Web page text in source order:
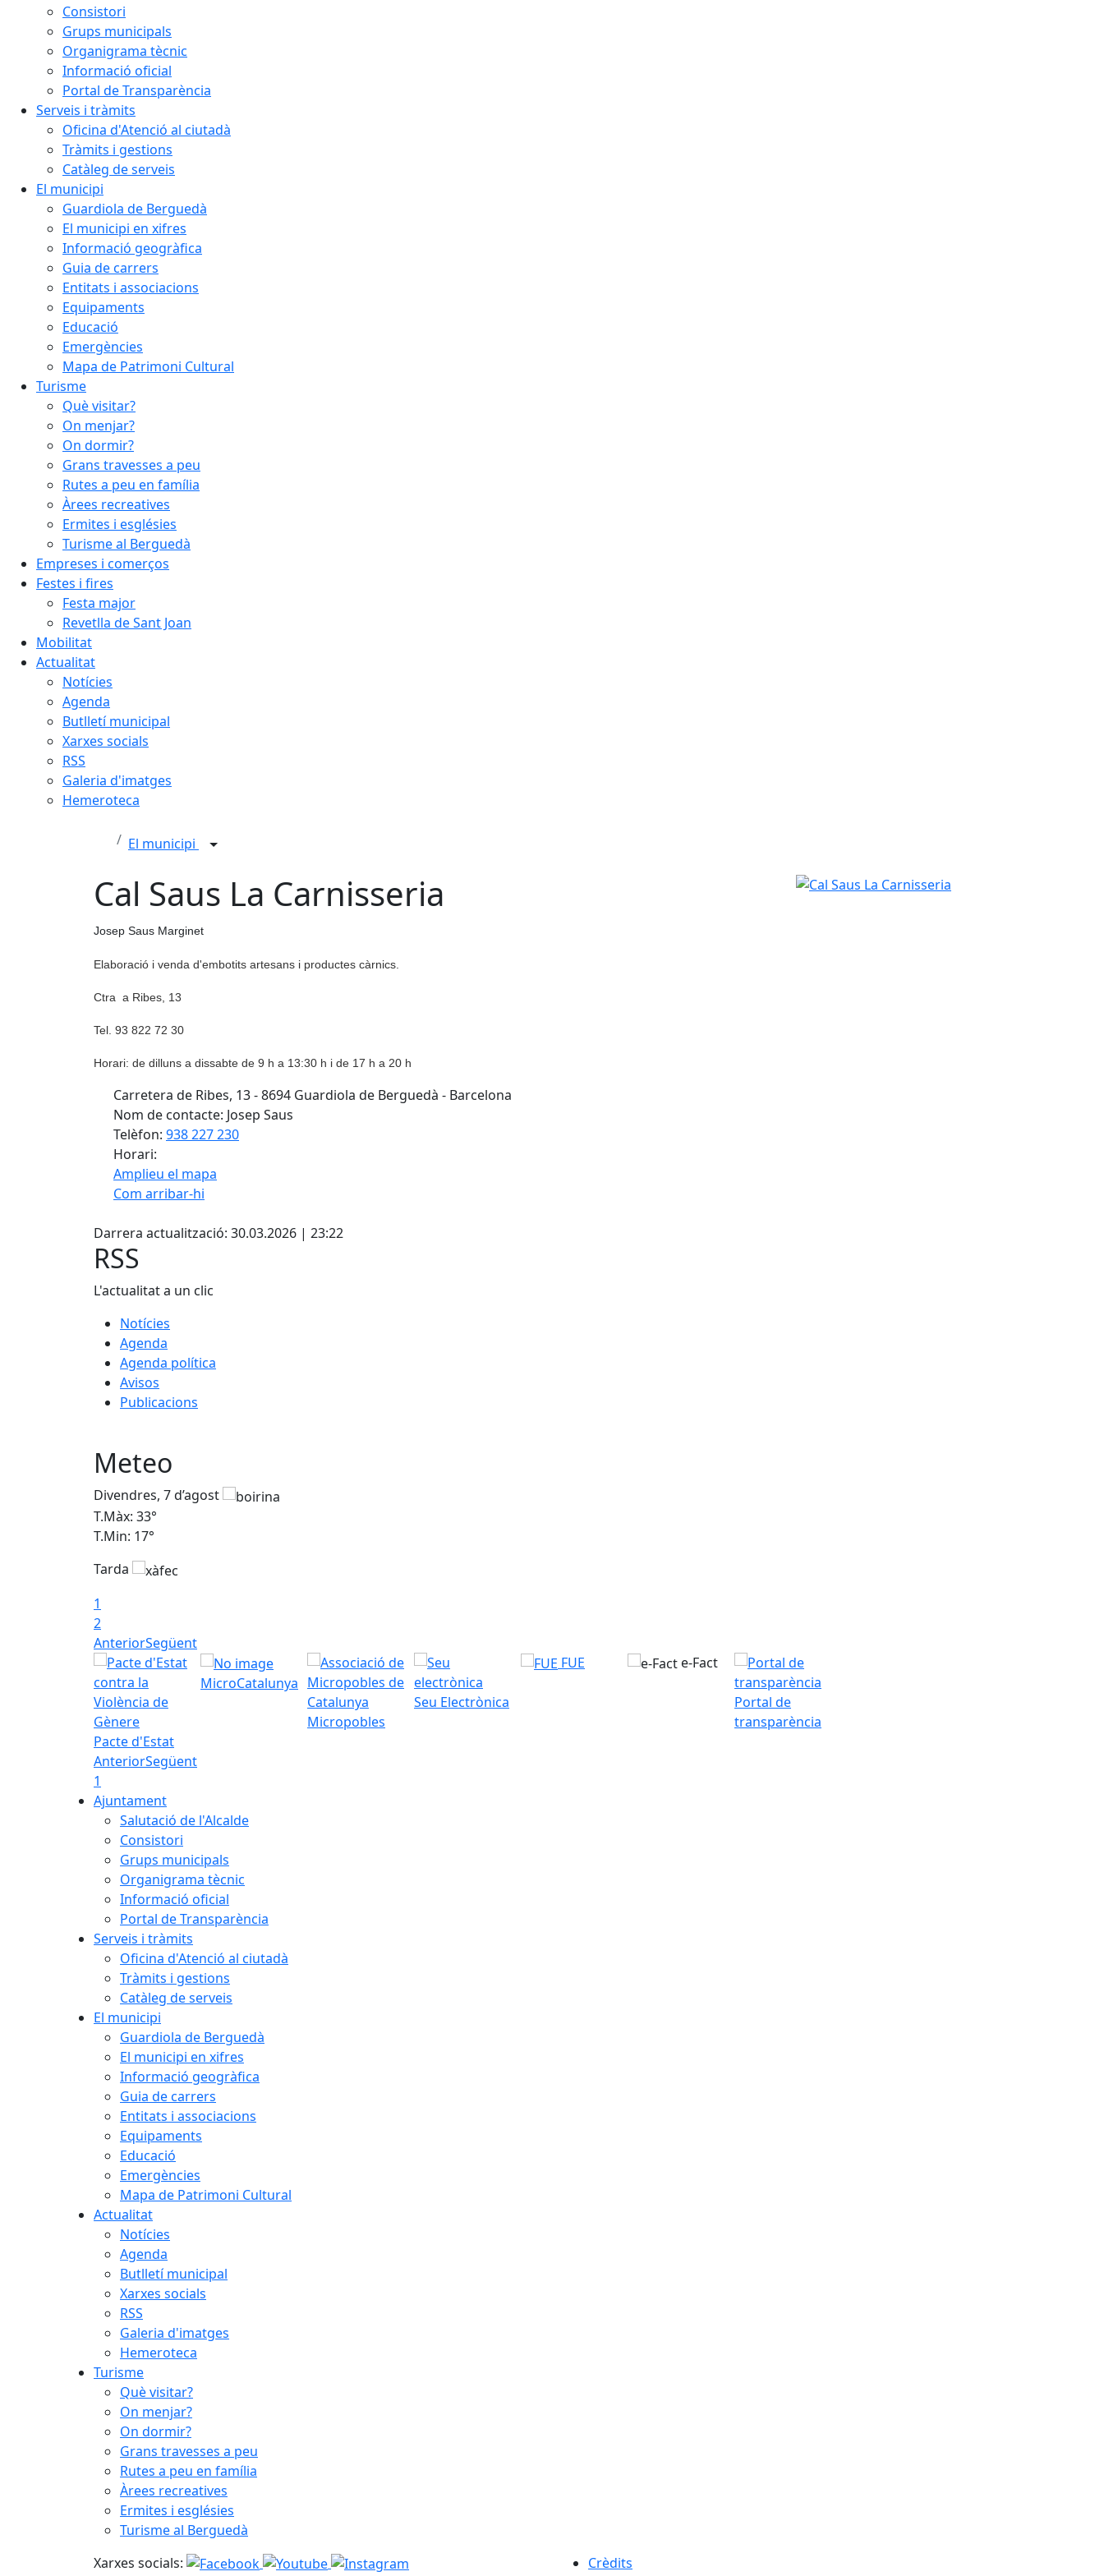
Consistori
Grups municipals
Organigrama tècnic
Informació oficial
Portal de Transparència
Serveis i tràmits
Oficina d'Atenció al ciutadà
Tràmits i gestions
Catàleg de serveis
El municipi
Guardiola de Berguedà
El municipi en xifres
Informació geogràfica
Guia de carrers
Entitats i associacions
Equipaments
Educació
Emergències
Mapa de Patrimoni Cultural
Turisme
Què visitar?
On menjar?
On dormir?
Grans travesses a peu
Rutes a peu en família
Àrees recreatives
Ermites i esglésies
Turisme al Berguedà
Empreses i comerços
Festes i fires
Festa major
Revetlla de Sant Joan
Mobilitat
Actualitat
Notícies
Agenda
Butlletí municipal
Xarxes socials
RSS
Galeria d'imatges
Hemeroteca
El municipi
Cal Saus La Carnisseria
Josep Saus Marginet
Elaboració i venda d'embotits artesans i productes càrnics.
Ctra a Ribes, 13
Tel. 93 822 72 30
Horari: de dilluns a dissabte de 9 h a 13:30 h i de 17 h a 20 h
Carretera de Ribes, 13 - 8694 Guardiola de Berguedà - Barcelona
Nom de contacte: Josep Saus
Telèfon: 938 227 230
Horari:
Amplieu el mapa
Com arribar-hi
−
Darrera actualització: 30.03.2026 | 23:22
Cal Saus La Carnisseria
RSS
L'actualitat a un clic
Notícies
Agenda
Agenda política
Avisos
Publicacions
Meteo
Divendres, 7 d’agost
T.Màx: 33°
T.Min: 17°
Tarda
1
2
AnteriorSegüent
Pacte d'Estat
MicroCatalunya
Micropobles
Seu Electrònica
FUE e-Fact
Portal de
transparència
AnteriorSegüent
1
Ajuntament
Salutació de l'Alcalde
Consistori
Grups municipals
Organigrama tècnic
Informació oficial
Portal de Transparència
Serveis i tràmits
Oficina d'Atenció al ciutadà
Tràmits i gestions
Catàleg de serveis
El municipi
Guardiola de Berguedà
El municipi en xifres
Informació geogràfica
Guia de carrers
Entitats i associacions
Equipaments
Educació
Emergències
Mapa de Patrimoni Cultural
Actualitat
Notícies
Agenda
Butlletí municipal
Xarxes socials
RSS
Galeria d'imatges
Hemeroteca
Turisme
Què visitar?
On menjar?
On dormir?
Grans travesses a peu
Rutes a peu en família
Àrees recreatives
Ermites i esglésies
Turisme al Berguedà
Xarxes socials:
Crèdits